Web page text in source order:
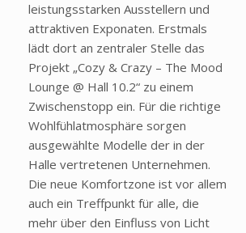
leistungsstarken Ausstellern und
attraktiven Exponaten. Erstmals
lädt dort an zentraler Stelle das
Projekt „Cozy & Crazy – The Mood
Lounge @ Hall 10.2“ zu einem
Zwischenstopp ein. Für die richtige
Wohlfühlatmosphäre sorgen
ausgewählte Modelle der in der
Halle vertretenen Unternehmen.
Die neue Komfortzone ist vor allem
auch ein Treffpunkt für alle, die
mehr über den Einfluss von Licht